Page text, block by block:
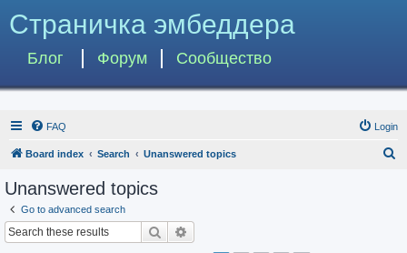
Страничка эмбеддера
Блог Форум Сообщество
FAQ Login
Board index Search Unanswered topics
Unanswered topics
Go to advanced search
Search